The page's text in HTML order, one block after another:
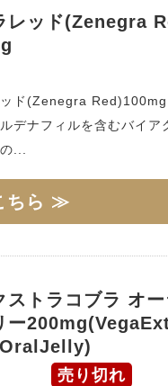
レッド(Zenegra
ッド(Zenegra
デナフィルを含むバイア
...
ちら ≫
ストラコブラ オ
ー
売り切れ